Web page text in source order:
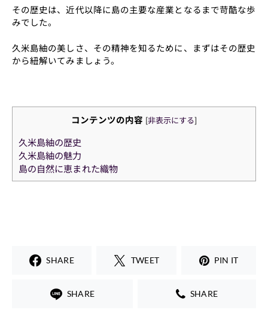
その歴史は、近代以降に島の主要な産業となるまで苛酷な歩
みでした。
久米島紬の美しさ、その精神を知るために、まずはその歴史
から紐解いてみましょう。
コンテンツの内容 [非表示にする]
久米島紬の歴史
久米島紬の魅力
島の自然に恵まれた織物
SHARE TWEET PIN IT
SHARE SHARE